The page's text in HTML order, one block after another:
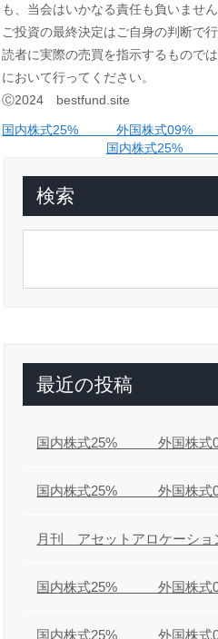
も、当会はいかなる責任も負いません
ご投資の最終決定はご自身の判断で
読者に実際の売買を指示するもので
において行ってください。
Ⓒ2024 bestfund.site
投
ビ
シ
国内株式25% 外国株式09%
国内株式25%
検索
最近の投稿
国内株式25% 外国株式
国内株式25% 外国株式
月刊 アセットアロケーシ
国内株式25% 外国株式
国内株式25% 外国株式